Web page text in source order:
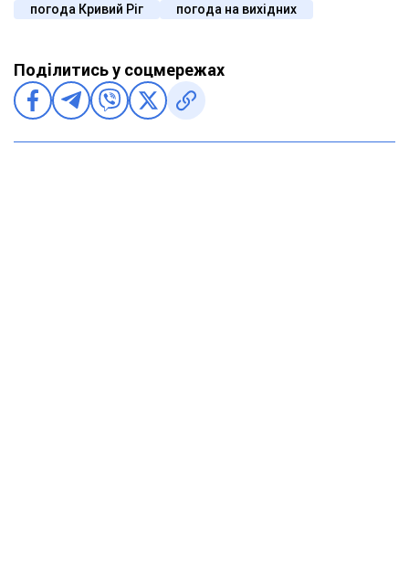
погода Кривий Ріг
погода на вихідних
Поділитись у соцмережах